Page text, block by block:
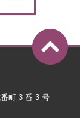
町 3 番 3 号